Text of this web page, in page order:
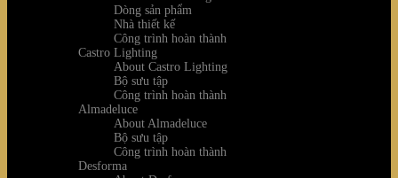
Dòng sản phẩm
Nhà thiết kế
Công trình hoàn thành
Castro Lighting
About Castro Lighting
Bộ sưu tập
Công trình hoàn thành
Almadeluce
About Almadeluce
Bộ sưu tập
Công trình hoàn thành
Desforma